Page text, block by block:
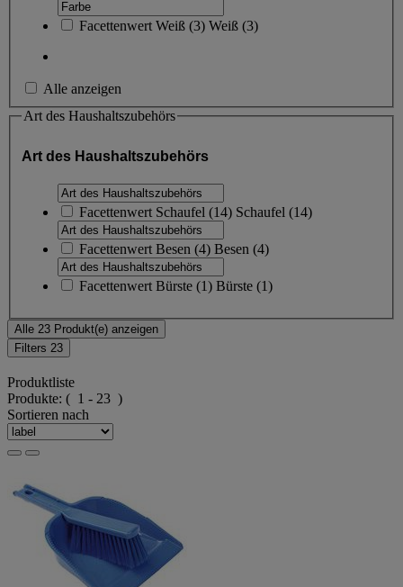
Facettenwert Weiß (3) Weiß (3)
Alle anzeigen
Art des Haushaltszubehörs
Art des Haushaltszubehörs
Facettenwert Schaufel (14) Schaufel (14)
Facettenwert Besen (4) Besen (4)
Facettenwert Bürste (1) Bürste (1)
Alle 23 Produkt(e) anzeigen
Filters 23
Produktliste
Produkte: ( 1 - 23 )
Sortieren nach